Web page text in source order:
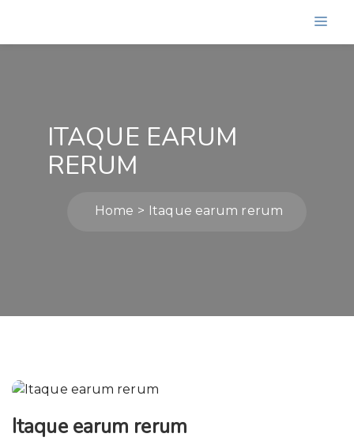
ITAQUE EARUM
RERUM
Home Itaque earum rerum
Itaque earum rerum
Beitragsnavigation